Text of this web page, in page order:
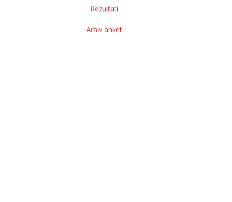
Rezultati
Arhiv anket